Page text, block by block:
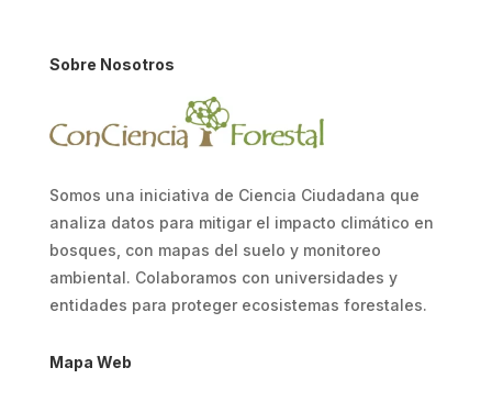
Sobre Nosotros
Somos una iniciativa de Ciencia Ciudadana que
analiza datos para mitigar el impacto climático en
bosques, con mapas del suelo y monitoreo
ambiental. Colaboramos con universidades y
entidades para proteger ecosistemas forestales.
Mapa Web